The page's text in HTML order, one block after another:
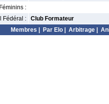
:
Fédéral :
Club Formateur
Membres
Par Elo Arbitrage